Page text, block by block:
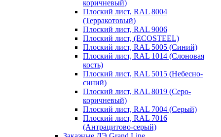
коричневый)
Плоский лист, RAL 8004
(Терракотовый)
Плоский лист, RAL 9006
Плоский лист, (ECOSTEEL)
Плоский лист, RAL 5005 (Синий)
Плоский лист, RAL 1014 (Слоновая
кость)
Плоский лист, RAL 5015 (Небесно-
синий)
Плоский лист, RAL 8019 (Серо-
коричневый)
Плоский лист, RAL 7004 (Серый)
Плоский лист, RAL 7016
(Антрацитово-серый)